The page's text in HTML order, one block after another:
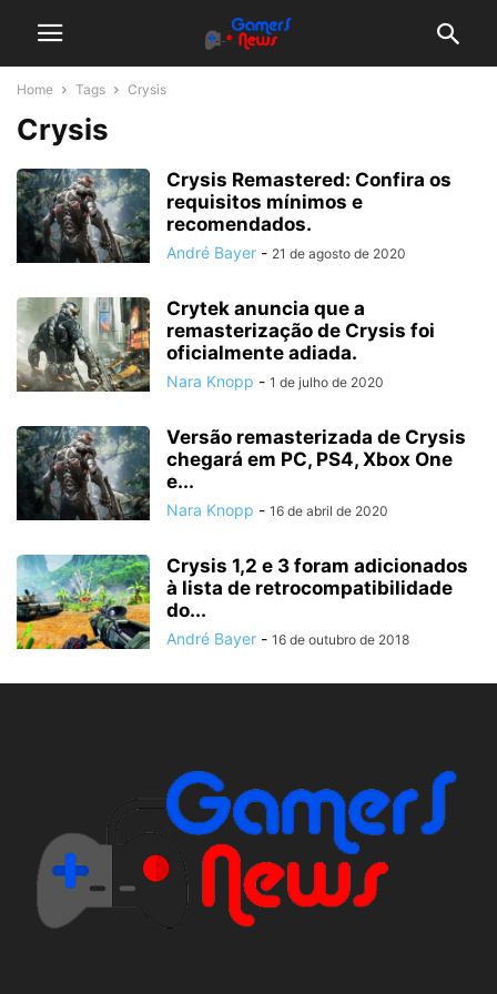
Home Tags Crysis
Crysis
Crysis Remastered: Confira os
requisitos mínimos e
recomendados.
André Bayer - 21 de agosto de 2020
Crytek anuncia que a
remasterização de Crysis foi
oficialmente adiada.
Nara Knopp - 1 de julho de 2020
Versão remasterizada de Crysis
chegará em PC, PS4, Xbox One
e...
Nara Knopp - 16 de abril de 2020
Crysis 1,2 e 3 foram adicionados
à lista de retrocompatibilidade
do...
André Bayer - 16 de outubro de 2018